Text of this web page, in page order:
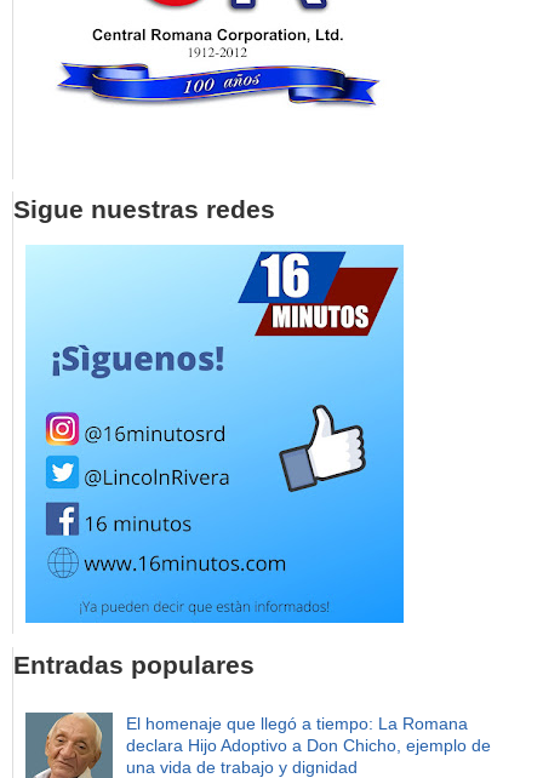
Sigue nuestras redes
Entradas populares
El homenaje que llegó a tiempo: La Romana
declara Hijo Adoptivo a Don Chicho, ejemplo de
una vida de trabajo y dignidad